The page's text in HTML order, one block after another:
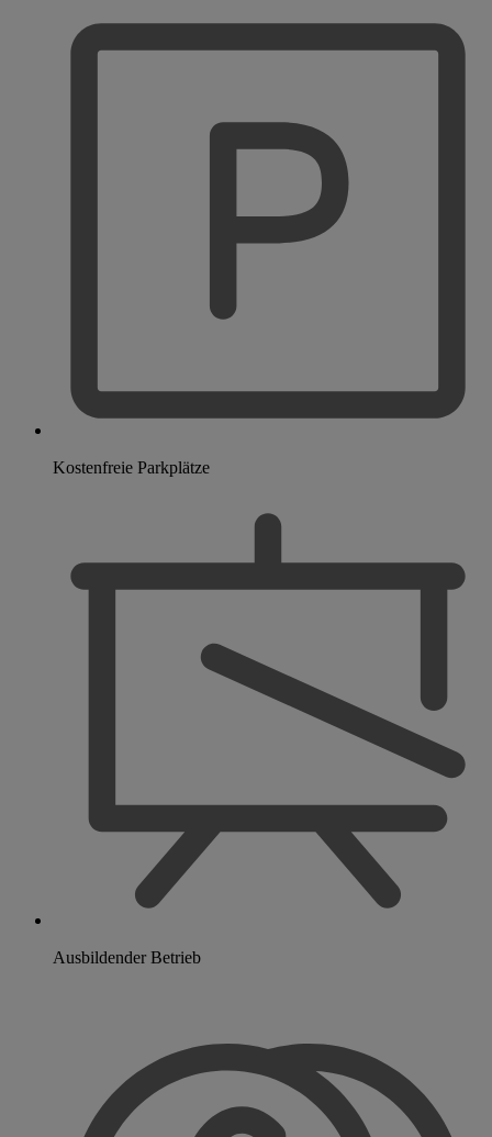
Kostenfreie Parkplätze
Ausbildender Betrieb